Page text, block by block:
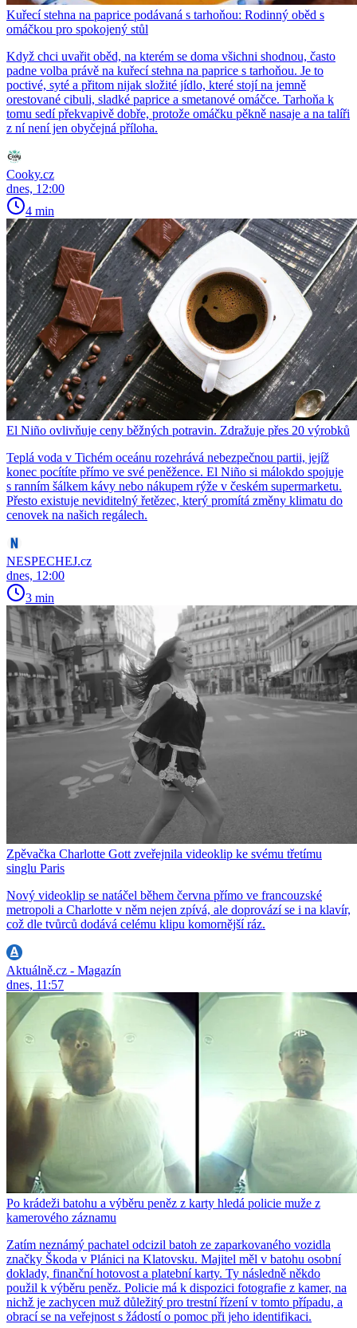
Kuřecí stehna na paprice podávaná s tarhoňou: Rodinný oběd s
omáčkou pro spokojený stůl
Když chci uvařit oběd, na kterém se doma všichni shodnou, často
padne volba právě na kuřecí stehna na paprice s tarhoňou. Je to
poctivé, syté a přitom nijak složité jídlo, které stojí na jemně
orestované cibuli, sladké paprice a smetanové omáčce. Tarhoňa k
tomu sedí překvapivě dobře, protože omáčku pěkně nasaje a na talíři
z ní není jen obyčejná příloha.
Cooky.cz
dnes, 12:00
4 min
El Niño ovlivňuje ceny běžných potravin. Zdražuje přes 20 výrobků
Teplá voda v Tichém oceánu rozehrává nebezpečnou partii, jejíž
konec pocítíte přímo ve své peněžence. El Niño si málokdo spojuje
s ranním šálkem kávy nebo nákupem rýže v českém supermarketu.
Přesto existuje neviditelný řetězec, který promítá změny klimatu do
cenovek na našich regálech.
NESPECHEJ.cz
dnes, 12:00
3 min
Zpěvačka Charlotte Gott zveřejnila videoklip ke svému třetímu
singlu Paris
Nový videoklip se natáčel během června přímo ve francouzské
metropoli a Charlotte v něm nejen zpívá, ale doprovází se i na klavír,
což dle tvůrců dodává celému klipu komornější ráz.
Aktuálně.cz - Magazín
dnes, 11:57
Po krádeži batohu a výběru peněz z karty hledá policie muže z
kamerového záznamu
Zatím neznámý pachatel odcizil batoh ze zaparkovaného vozidla
značky Škoda v Plánici na Klatovsku. Majitel měl v batohu osobní
doklady, finanční hotovost a platební karty. Ty následně někdo
použil k výběru peněz. Policie má k dispozici fotografie z kamer, na
nichž je zachycen muž důležitý pro trestní řízení v tomto případu, a
obrací se na veřejnost s žádostí o pomoc při jeho identifikaci.